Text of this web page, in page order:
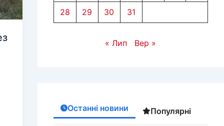
28 29 30 31
« Лип Вер »
Останні новини Популярні